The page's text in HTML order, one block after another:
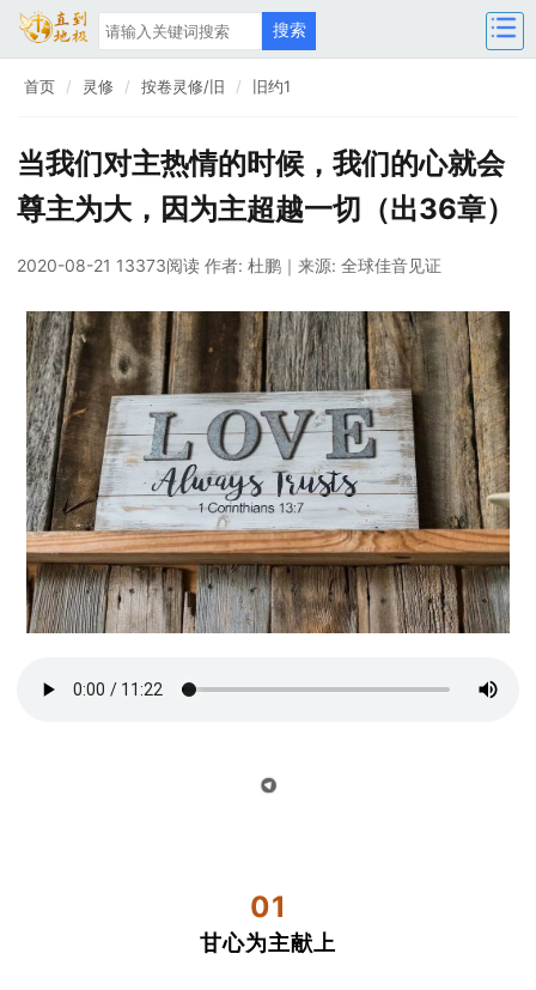
首页 灵修 按卷灵修/旧 旧约1
当我们对主热情的时候，我们的心就会
尊主为大，因为主超越一切（出36章）
2020-08-21 13373阅读 作者: 杜鹏 ｜来源: 全球佳音见证
01
甘心为主献上